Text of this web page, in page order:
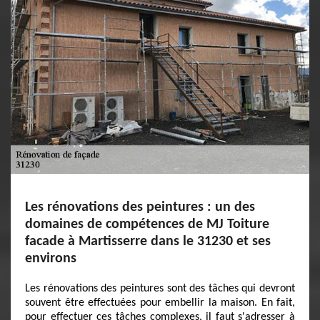
Les rénovations des peintures : un des
domaines de compétences de MJ Toiture
facade à Martisserre dans le 31230 et ses
environs
Les rénovations des peintures sont des tâches qui devront
souvent être effectuées pour embellir la maison. En fait,
pour effectuer ces tâches complexes, il faut s'adresser à